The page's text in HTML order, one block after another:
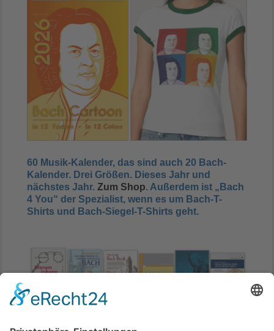
60 Musik-Kalender, das sind auch 20 Bach-
Kalender. Drei Größen. Dieses Jahr und
nächstes Jahr. Zum Shop. Außerdem ist „Bach
4 You“ der Spezialist, wenn es um Bach-T-
Shirts und Bach-Siegel-T-Shirts geht.